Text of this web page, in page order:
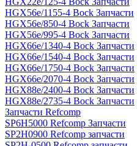
HGX56e/1155-4 Bock Запчасти
HGX56e/850-4 Bock Запчасти
HGX56e/995-4 Bock Запчасти
HGX66e/1340-4 Bock Запчасти
HGX66e/1540-4 Bock Запчасти
HGX66e/1750-4 Bock Запчасти
HGX66e/2070-4 Bock Запчасти
HGX88e/2400-4 Bock Запчасти
HGX88e/2735-4 Bock Запчасти
Запчасти Refcomp
SP6H5000 Refcomp Запчасти
SP2H0900 Refcomp запчасти